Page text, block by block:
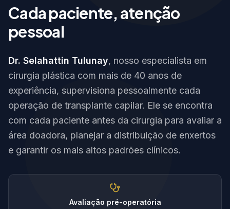
Cada paciente, atenção
pessoal
Dr. Selahattin Tulunay, nosso especialista em
cirurgia plástica com mais de 40 anos de
experiência, supervisiona pessoalmente cada
operação de transplante capilar. Ele se encontra
com cada paciente antes da cirurgia para avaliar a
área doadora, planejar a distribuição de enxertos
e garantir os mais altos padrões clínicos.
Avaliação pré-operatória